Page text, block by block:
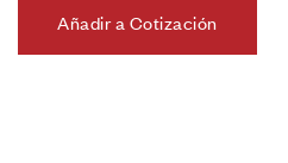
Añadir a Cotización